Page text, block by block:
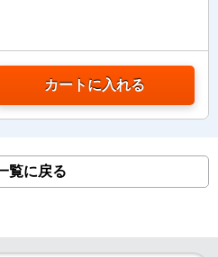
カートに入れる
覧に戻る